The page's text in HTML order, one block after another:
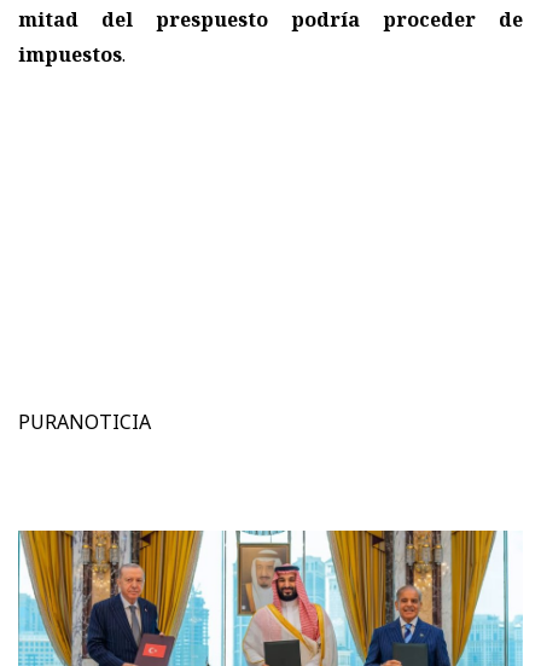
mitad del prespuesto podría proceder de
impuestos.
PURANOTICIA